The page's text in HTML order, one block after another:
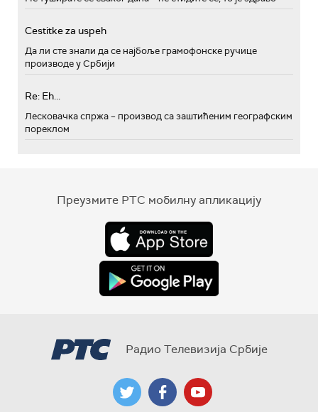
Cestitke za uspeh
Да ли сте знали да се најбоље грамофонске ручице
производе у Србији
Re: Eh...
Лесковачка спржа – производ са заштићеним географским
пореклом
Преузмите РТС мобилну апликацију
Радио Телевизија Србије